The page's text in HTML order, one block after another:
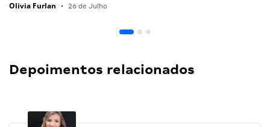
Olivia Furlan • 26 de Julho
Depoimentos relacionados